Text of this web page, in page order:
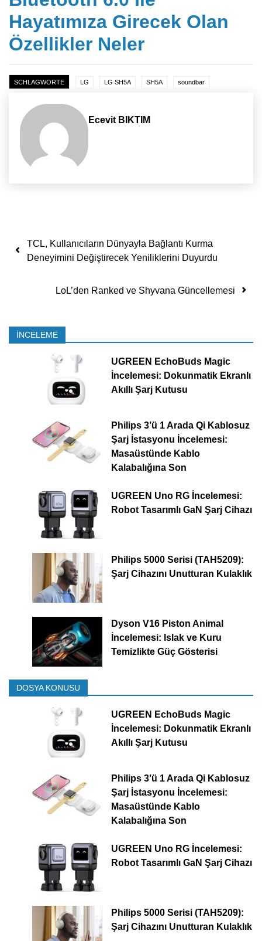
Hayatımıza Girecek Olan
Özellikler Neler
SCHLAGWORTE LG LG SH5A SH5A soundbar
Ecevit BIKTIM
Yazı dolaşımı
TCL, Kullanıcıların Dünyayla Bağlantı Kurma
Deneyimini Değiştirecek Yeniliklerini Duyurdu
LoL’den Ranked ve Shyvana Güncellemesi
İNCELEME
UGREEN EchoBuds Magic
İncelemesi: Dokunmatik Ekranlı
Akıllı Şarj Kutusu
Philips 3’ü 1 Arada Qi Kablosuz
Şarj İstasyonu İncelemesi:
Masaüstünde Kablo
Kalabalığına Son
UGREEN Uno RG İncelemesi:
Robot Tasarımlı GaN Şarj Cihazı
Philips 5000 Serisi (TAH5209):
Şarj Cihazını Unutturan Kulaklık
Dyson V16 Piston Animal
İncelemesi: Islak ve Kuru
Temizlikte Güç Gösterisi
DOSYA KONUSU
UGREEN EchoBuds Magic
İncelemesi: Dokunmatik Ekranlı
Akıllı Şarj Kutusu
Philips 3’ü 1 Arada Qi Kablosuz
Şarj İstasyonu İncelemesi:
Masaüstünde Kablo
Kalabalığına Son
UGREEN Uno RG İncelemesi:
Robot Tasarımlı GaN Şarj Cihazı
Philips 5000 Serisi (TAH5209):
Şarj Cihazını Unutturan Kulaklık